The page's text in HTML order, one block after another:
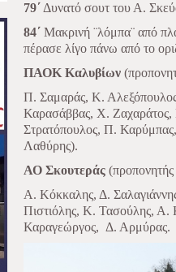
79΄ Δυνατό σουτ του Α.
84΄ Μακρινή ¨λόμπα¨ από
πέρασε λίγο πάνω από το
ΠΑΟΚ Καλυβίων
Π. Σαμαράς, Κ.
Καρασάββας, Χ.
Στρατόπουλος, Π.
Λαθύρης).
ΑΟ Σκουτεράς
Α. Κόκκαλης, Δ.
Πιστιόλης, Κ. Τασούλης, Α.
Καραγεώργος, Δ. Αρμύρας.